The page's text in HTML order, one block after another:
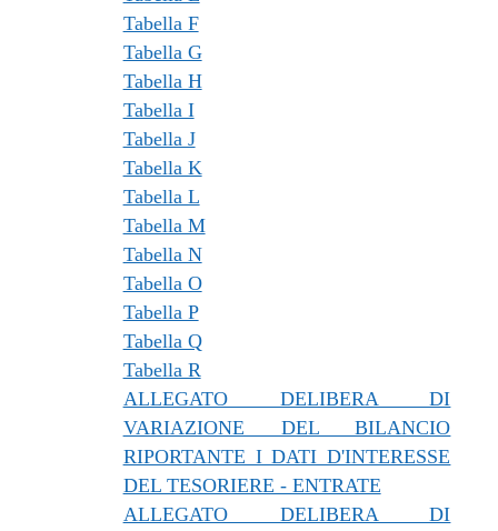
Tabella F
Tabella G
Tabella H
Tabella I
Tabella J
Tabella K
Tabella L
Tabella M
Tabella N
Tabella O
Tabella P
Tabella Q
Tabella R
ALLEGATO DELIBERA DI
VARIAZIONE DEL BILANCIO
RIPORTANTE I DATI D'INTERESSE
DEL TESORIERE - ENTRATE
ALLEGATO DELIBERA DI